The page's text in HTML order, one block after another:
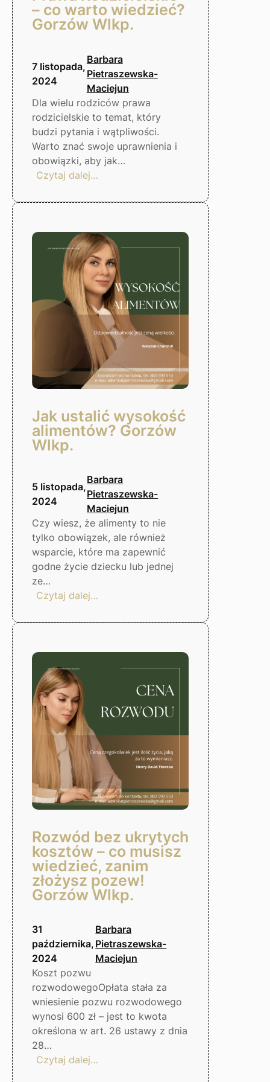
– co warto wiedzieć?
Gorzów Wlkp.
7 listopada,
2024
Barbara
Pietraszewska-
Maciejun
Dla wielu rodziców prawa
rodzicielskie to temat, który
budzi pytania i wątpliwości.
Warto znać swoje uprawnienia i
obowiązki, aby jak…
Czytaj dalej…
Rodzicielskie
co
warto
wiedzieć?
Gorzów
Wlkp.
Jak ustalić wysokość
alimentów? Gorzów
Wlkp.
5 listopada,
2024
Barbara
Pietraszewska-
Maciejun
Czy wiesz, że alimenty to nie
tylko obowiązek, ale również
wsparcie, które ma zapewnić
godne życie dziecku lub jednej
ze…
Czytaj dalej…
ustalić
alimentów?
Gorzów
Rozwód bez ukrytych
kosztów – co musisz
wiedzieć, zanim
złożysz pozew!
Gorzów Wlkp.
31
października,
2024
Barbara
Pietraszewska-
Maciejun
Koszt pozwu
rozwodowegoOpłata stała za
wniesienie pozwu rozwodowego
wynosi 600 zł – jest to kwota
określona w art. 26 ustawy z dnia
28…
Czytaj dalej…